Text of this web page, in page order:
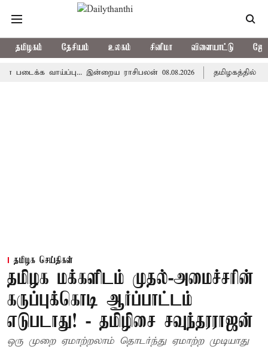
தமிழகம் தேசியம் உலகம் சினிமா விளையாட்டு
வாய்ப்பு... இன்றைய ராசிபலன் 08.08.2026 தமிழகத்தில் இன்று
தமிழக செய்திகள்
தமிழக மக்களிடம் முதல்-அமைச்சரின்
கருப்புக்கொடி ஆர்ப்பாட்டம்
எடுபடாது! - தமிழிசை சவுந்தரராஜன்
ஒரு முறை ஏமாற்றலாம் தொடர்ந்து ஏமாற்ற முடியாது